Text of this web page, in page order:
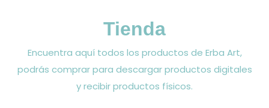
Tienda
Encuentra aquí todos los productos de Erba Art,
podrás comprar para descargar productos digitales
y recibir productos físicos.